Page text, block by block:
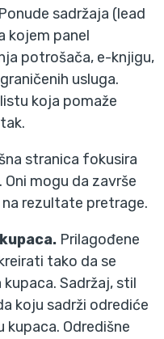
sadržaja (lead
kojem panel
potrošača, e-knjigu,
usluga.
koja pomaže
stranica fokusira
mogu da završe
rezultate pretrage.
Prilagođene
tako da se
Sadržaj, stil
koju sadrži odrediće
Odredišne